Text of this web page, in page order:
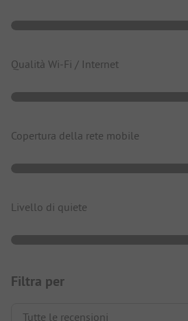
Qualità Wi-Fi / Internet
Copertura della rete mobile
Livello di quiete
Filtra per